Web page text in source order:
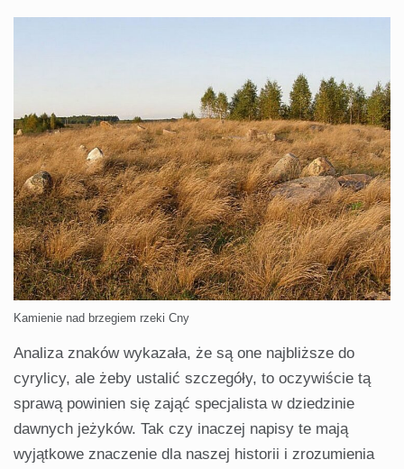
Kamienie nad brzegiem rzeki Cny
Analiza znaków wykazała, że są one najbliższe do
cyrylicy, ale żeby ustalić szczegóły, to oczywiście tą
sprawą powinien się zająć specjalista w dziedzinie
dawnych jeżyków. Tak czy inaczej napisy te mają
wyjątkowe znaczenie dla naszej historii i zrozumienia